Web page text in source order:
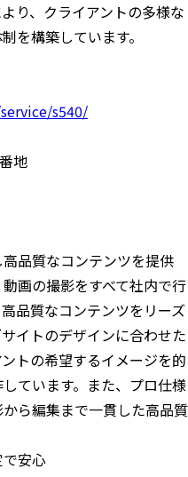
り、クライアントの多様な
を構築しています。
s540/
地
品質なコンテンツを提供
画の撮影をすべて社内で行
品質なコンテンツをリーズ
イトのデザインに合わせた
トの希望するイメージを的
ています。また、プロ仕様
ら編集まで一貫した高品質
安心